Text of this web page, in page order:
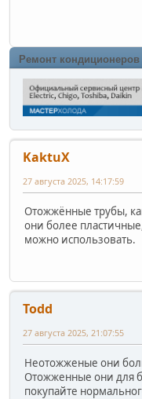
Ремонт кондиционеров
KaktuX
27 августа 2025, 14:17:59
Отожжённые трубы,
они более
можно использовать.
Todd
27 августа 2025, 21:07:55
Неотожженые они
Отожженные они для
покупайте